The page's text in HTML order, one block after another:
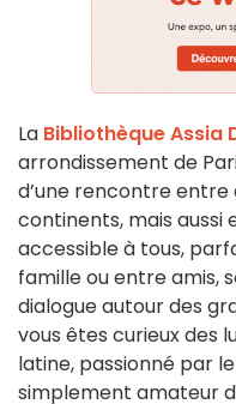
La Bibliothèque Assia
arrondissement de
d’une rencontre entre
continents, mais aussi
accessible à tous,
famille ou entre amis,
dialogue autour des
vous êtes curieux des
latine, passionné par
simplement amateur